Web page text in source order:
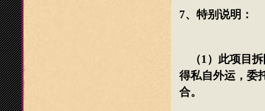
7、特别说明：
（1 ）此项目
得私自外运，委
合。